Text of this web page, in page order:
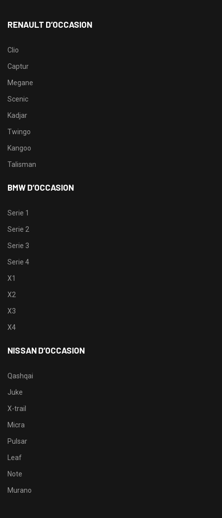
RENAULT D’OCCASION
Clio
Captur
Megane
Scenic
Kadjar
Twingo
Kangoo
Talisman
BMW D’OCCASION
Serie 1
Serie 2
Serie 3
Serie 4
X1
X2
X3
X4
NISSAN D’OCCASION
Qashqai
Juke
X-trail
Micra
Pulsar
Leaf
Note
Murano